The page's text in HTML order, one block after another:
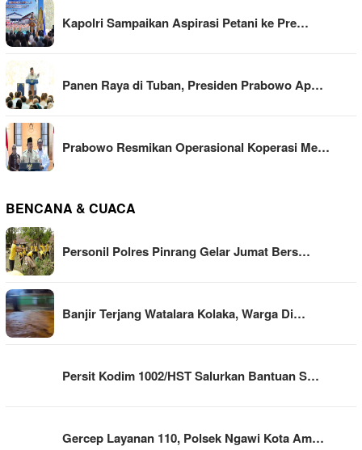
Kapolri Sampaikan Aspirasi Petani ke Pre…
Panen Raya di Tuban, Presiden Prabowo Ap…
Prabowo Resmikan Operasional Koperasi Me…
BENCANA & CUACA
Personil Polres Pinrang Gelar Jumat Bers…
Banjir Terjang Watalara Kolaka, Warga Di…
Persit Kodim 1002/HST Salurkan Bantuan S…
Gercep Layanan 110, Polsek Ngawi Kota Am…